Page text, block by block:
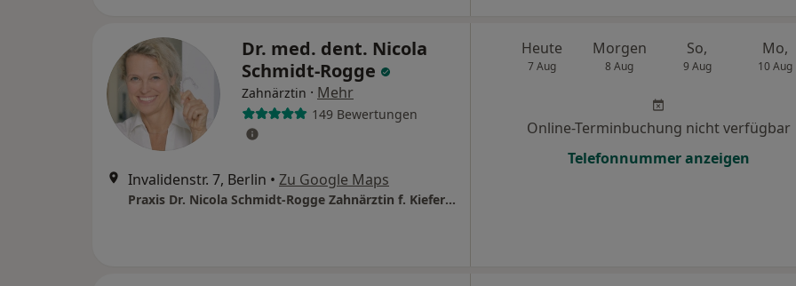
Dr. med. dent. Nicola
Schmidt-Rogge
Zahnärztin · Mehr
149 Bewertungen
Invalidenstr. 7, Berlin • Zu Google Maps
Praxis Dr. Nicola Schmidt-Rogge Zahnärztin f. Kieferorthopädie
Heute
7 Aug
Morgen
8 Aug
So,
9 Aug
Mo,
10 Aug
Online-Terminbuchung nicht verfügbar
Telefonnummer anzeigen